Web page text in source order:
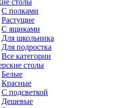
С полками
Растущие
С ящиками
Для школьника
Для подростка
Все категории
столы
Белые
Красные
С подсветкой
Дешевые